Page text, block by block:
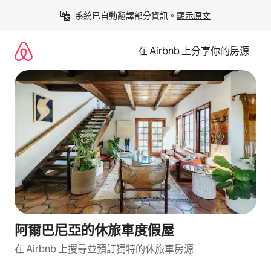
系統已自動翻譯部分資訊。 顯示原文
在 Airbnb 上分享你的房源
阿爾巴尼亞的休旅車度假屋
在 Airbnb 上搜尋並預訂獨特的休旅車房源